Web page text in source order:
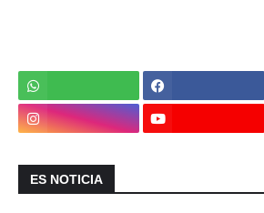
ES NOTICIA